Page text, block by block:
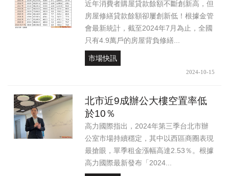
近年消費者購屋貸款餘額不斷創新高，但
房屋修繕貸款餘額卻屢創新低！根據金管
會最新統計，截至2024年7月為止，全國
只有4.9萬戶的房屋背負修繕...
市場快訊
2024-10-15
北市近9成辦公大樓空置率低
於10％
高力國際指出，2024年第三季台北市辦
公室市場持續穩定，其中以西區商圈表現
最搶眼，單季租金漲幅高達2.53％。根據
高力國際最新發布「2024...